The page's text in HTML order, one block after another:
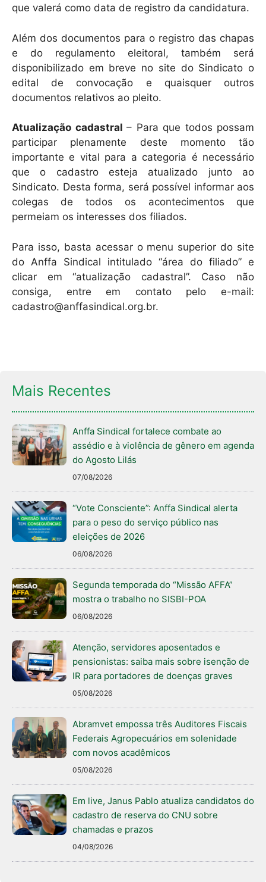
que valerá como data de registro da candidatura.
Além dos documentos para o registro das chapas
e do regulamento eleitoral, também será
disponibilizado em breve no site do Sindicato o
edital de convocação e quaisquer outros
documentos relativos ao pleito.
Atualização cadastral – Para que todos possam
participar plenamente deste momento tão
importante e vital para a categoria é necessário
que o cadastro esteja atualizado junto ao
Sindicato. Desta forma, será possível informar aos
colegas de todos os acontecimentos que
permeiam os interesses dos filiados.
Para isso, basta acessar o menu superior do site
do Anffa Sindical intitulado “área do filiado” e
clicar em “atualização cadastral”. Caso não
consiga, entre em contato pelo e-mail:
cadastro@anffasindical.org.br.
Mais Recentes
Anffa Sindical fortalece combate ao
assédio e à violência de gênero em agenda
do Agosto Lilás
07/08/2026
“Vote Consciente”: Anffa Sindical alerta
para o peso do serviço público nas
eleições de 2026
06/08/2026
Segunda temporada do “Missão AFFA”
mostra o trabalho no SISBI-POA
06/08/2026
Atenção, servidores aposentados e
pensionistas: saiba mais sobre isenção de
IR para portadores de doenças graves
05/08/2026
Abramvet empossa três Auditores Fiscais
Federais Agropecuários em solenidade
com novos acadêmicos
05/08/2026
Em live, Janus Pablo atualiza candidatos do
cadastro de reserva do CNU sobre
chamadas e prazos
04/08/2026